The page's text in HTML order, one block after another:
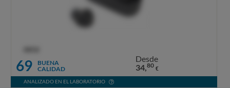
69
BUENA
CALIDAD
Desde
34,80 €
ANALIZADO EN EL LABORATORIO